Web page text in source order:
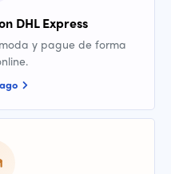
DHL Express
y pague de forma